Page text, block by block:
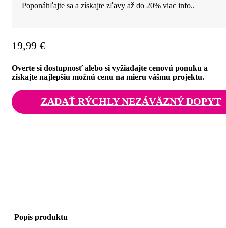
Poponáhľajte sa a získajte zľavy až do 20% viac info..
19,99 €
Overte si dostupnosť alebo si vyžiadajte cenovú ponuku a
získajte najlepšiu možnú cenu na mieru vášmu projektu.
ZADAŤ RÝCHLY NEZÁVÄZNÝ DOPYT
Popis produktu